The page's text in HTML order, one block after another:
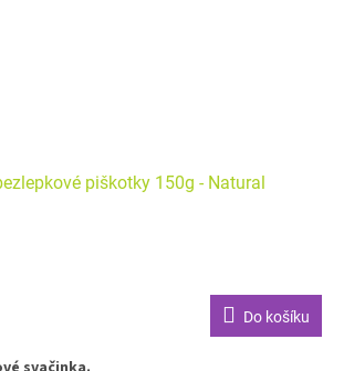
piškotky 150g - Natural
Do košíku